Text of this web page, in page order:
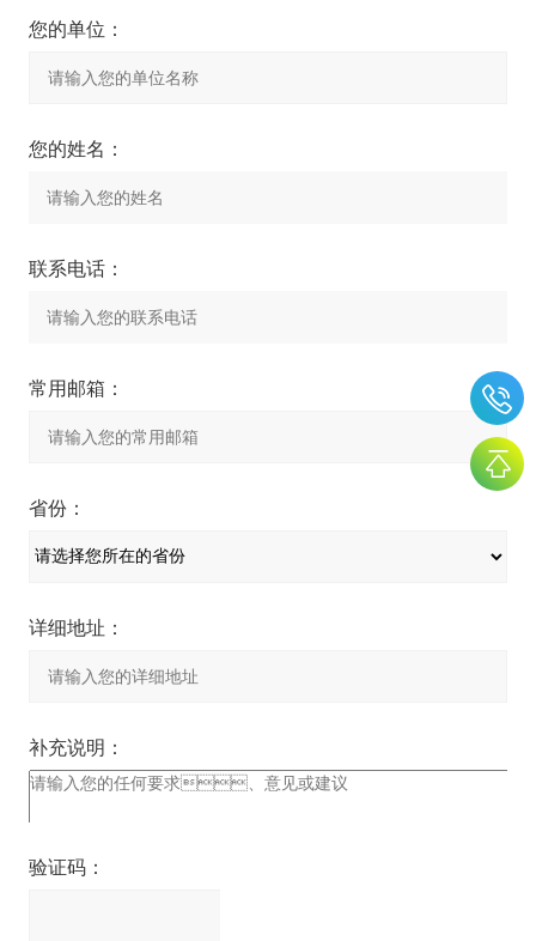
您的单位：
您的姓名：
联系电话：
常用邮箱：
省份：
详细地址：
补充说明：
验证码：